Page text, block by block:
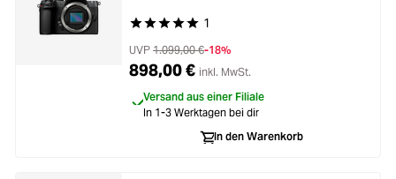
Durchschnittliche Bewertung von 5 von 5
1
UVP 1.099,00 €-18%
898,00 € inkl. MwSt.
Versand aus einer Filiale
In 1-3 Werktagen bei dir
In den Warenkorb